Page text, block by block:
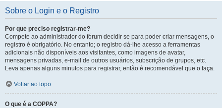
Sobre o Login e o Registro
Por que preciso registrar-me?
Compete ao administrador do fórum decidir se para poder criar mensagens, o
registro é obrigatório. No entanto; o registro dá-lhe acesso a ferramentas
adicionais não disponíveis aos visitantes, como imagens de avatar,
mensagens privadas, e-mail de outros usuários, subscrição de grupos, etc.
Leva apenas alguns minutos para registrar, então é recomendável que o faça.
Voltar ao topo
O que é a COPPA?